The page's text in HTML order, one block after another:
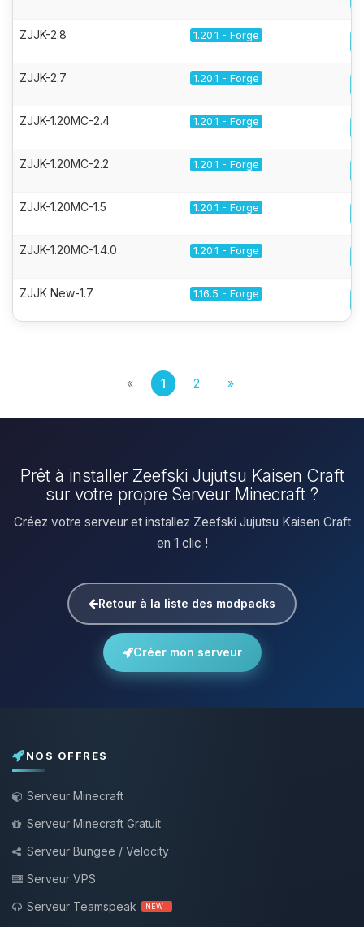
ZJJK-2.8 1.20.1 - Forge
ZJJK-2.7 1.20.1 - Forge
ZJJK-1.20MC-2.4 1.20.1 - Forge
ZJJK-1.20MC-2.2 1.20.1 - Forge
ZJJK-1.20MC-1.5 1.20.1 - Forge
ZJJK-1.20MC-1.4.0 1.20.1 - Forge
ZJJK New-1.7 1.16.5 - Forge
« 1 2 »
Prêt à installer Zeefski Jujutsu Kaisen Craft
sur votre propre Serveur Minecraft ?
Créez votre serveur et installez Zeefski Jujutsu Kaisen Craft
en 1 clic !
Retour à la liste des modpacks
Créer mon serveur
NOS OFFRES
Serveur Minecraft
Serveur Minecraft Gratuit
Serveur Bungee / Velocity
Serveur VPS
Serveur Teamspeak
NEW !